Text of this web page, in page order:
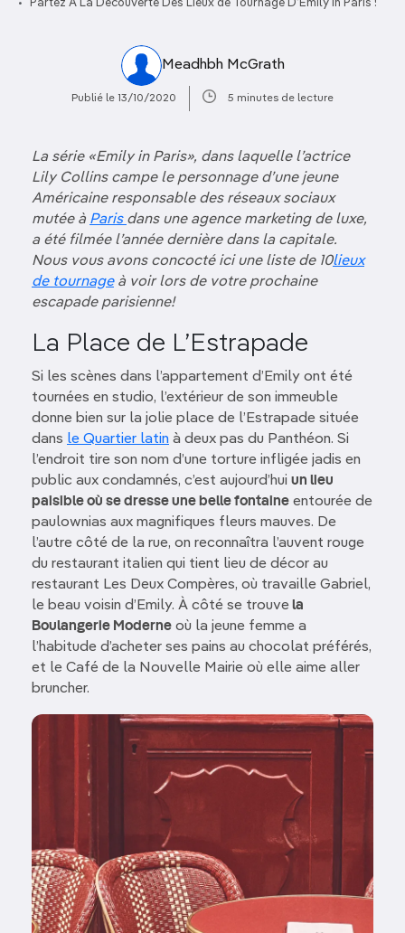
Partez À La Découverte Des Lieux de Tournage D’Emily In Paris !
Meadhbh McGrath
Publié le 13/10/2020 5 minutes de lecture
La série «Emily in Paris», dans laquelle l’actrice
Lily Collins campe le personnage d’une jeune
Américaine responsable des réseaux sociaux
mutée à Paris dans une agence marketing de luxe,
a été filmée l’année dernière dans la capitale.
Nous vous avons concocté ici une liste de 10lieux
de tournageà voir lors de votre prochaine
escapade parisienne!
La Place de L’Estrapade
Si les scènes dans l’appartement d’Emily ont été
tournées en studio, l’extérieur de son immeuble
donne bien sur la jolie place de l’Estrapade située
dans le Quartier latin à deux pas du Panthéon. Si
l’endroit tire son nom d’une torture infligée jadis en
public aux condamnés, c’est aujourd’hui un lieu
paisible où se dresse une belle fontaine entourée de
paulownias aux magnifiques fleurs mauves. De
l’autre côté de la rue, on reconnaîtra l’auvent rouge
du restaurant italien qui tient lieu de décor au
restaurant Les Deux Compères, où travaille Gabriel,
le beau voisin d’Emily. À côté se trouvela
Boulangerie Moderne où la jeune femme a
l’habitude d’acheter ses pains au chocolat préférés,
et le Café de la Nouvelle Mairie où elle aime aller
bruncher.
Image